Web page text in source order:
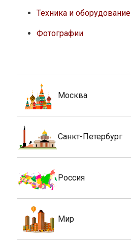
Техника и оборудование
Фотографии
Москва
Санкт-Петербург
Россия
Мир